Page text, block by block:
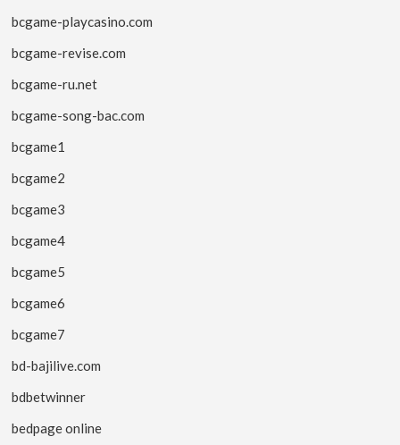
bcgame-playcasino.com
bcgame-revise.com
bcgame-ru.net
bcgame-song-bac.com
bcgame1
bcgame2
bcgame3
bcgame4
bcgame5
bcgame6
bcgame7
bd-bajilive.com
bdbetwinner
bedpage online